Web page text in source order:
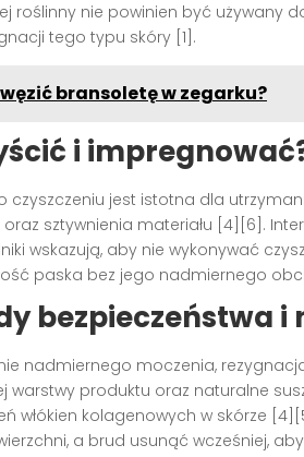
roślinny nie powinien być używany
tego typu skóry [1].
bransoletę w zegarku?
i
czyszczeniu jest istotna dla
sztywnienia materiału [4][6].
wskazują, aby nie wykonywać
paska bez jego nadmiernego
bezpieczeństwa i
nadmiernego moczenia,
warstwy produktu oraz naturalne
włókien kolagenowych w skórze
a brud usunąć wcześniej,